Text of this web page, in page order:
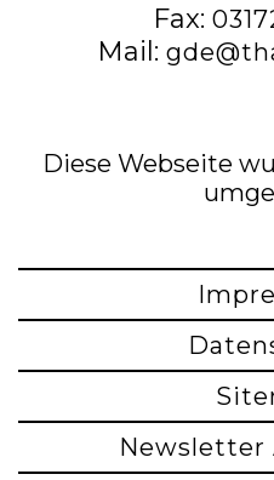
Fax:
Mail:
Diese Webseite
Newsletter